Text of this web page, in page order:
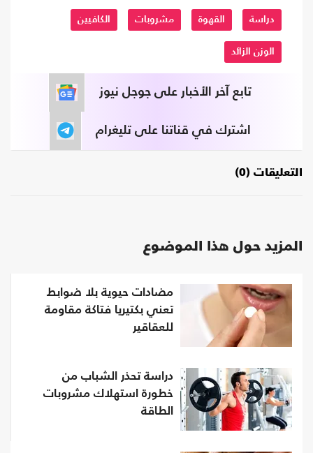
دراسة القهوة مشروبات الكافيين
الوزن الزائد
تابع آخر الأخبار على جوجل نيوز
اشترك في قناتنا على تليغرام
التعليقات (0)
المزيد حول هذا الموضوع
مضادات حيوية بلا ضوابط
تعني بكتيريا فتاكة مقاومة
للعقاقير
دراسة تحذر الشباب من
خطورة استهلاك مشروبات
الطاقة